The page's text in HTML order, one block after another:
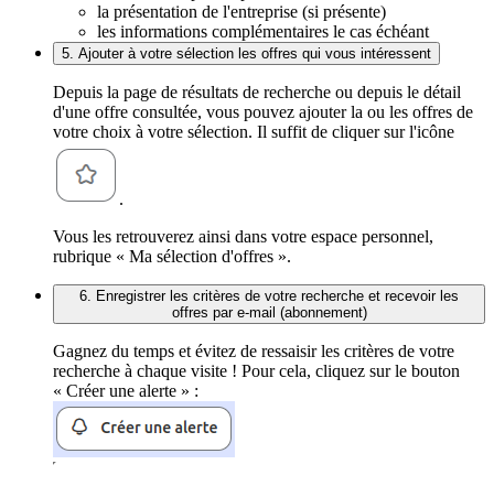
la présentation de l'entreprise (si présente)
les informations complémentaires le cas échéant
5. Ajouter à votre sélection les offres qui vous intéressent
Depuis la page de résultats de recherche ou depuis le détail
d'une offre consultée, vous pouvez ajouter la ou les offres de
votre choix à votre sélection. Il suffit de cliquer sur l'icône
.
Vous les retrouverez ainsi dans votre espace personnel,
rubrique « Ma sélection d'offres ».
6. Enregistrer les critères de votre recherche et recevoir les
offres par e-mail (abonnement)
Gagnez du temps et évitez de ressaisir les critères de votre
recherche à chaque visite ! Pour cela, cliquez sur le bouton
« Créer une alerte » :